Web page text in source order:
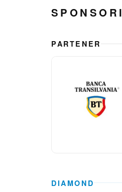
SPONSORI
PARTENER
DIAMOND